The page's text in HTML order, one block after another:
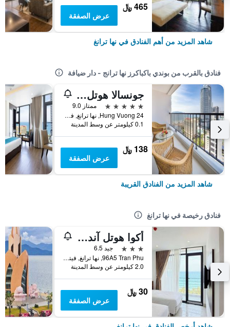
465 ﷼
عرض الصفقة
شاهد المزيد من أهم الفنادق في نها ترانغ
فنادق بالقرب من بوندي باكباكرز نها ترانج - دار ضيافة
جونسالا هوتل نها ترانج
5 نجوم
ممتاز 9.0
24 Hung Vuong, نها ترانغ, فيتنام
0.1 كيلومتر عن وسط المدينة
138 ﷼
عرض الصفقة
شاهد المزيد من الفنادق القريبة
فنادق رخيصة في نها ترانغ
أكوا هوتل آند سبا
3 نجوم
جيد 6.5
96A5 Tran Phu, نها ترانغ, فيتنام
2.0 كيلومتر عن وسط المدينة
30 ﷼
عرض الصفقة